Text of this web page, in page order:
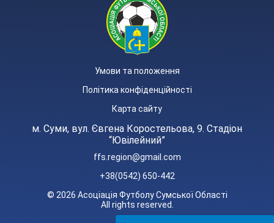
Умови та положення
Політика конфіденційності
Карта сайту
м. Суми, вул. Євгена Коростельова, 9. Стадіон
“Ювілейний”
ffs.region@gmail.com
+38(0542) 650-442
© 2026 Асоціація Футболу Сумської Області
All rights reserved.